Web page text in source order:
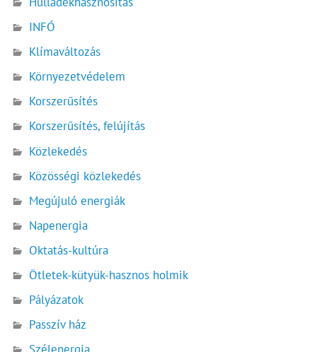
INFÓ
Klímaváltozás
Környezetvédelem
Korszerűsítés
Korszerűsítés, felújítás
Közlekedés
Közösségi közlekedés
Megújuló energiák
Napenergia
Oktatás-kultúra
Ötletek-kütyük-hasznos holmik
Pályázatok
Passzív ház